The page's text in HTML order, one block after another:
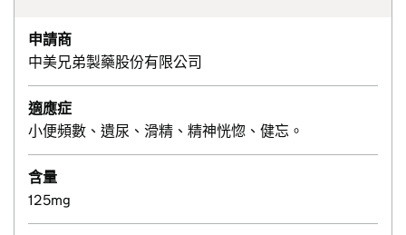
申請商
中美兄弟製藥股份有限公司
適應症
小便頻數、遺尿、滑精、精神恍惚、健忘。
含量
125mg